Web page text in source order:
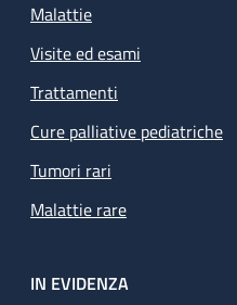
Malattie
Visite ed esami
Trattamenti
Cure palliative pediatriche
Tumori rari
Malattie rare
IN EVIDENZA